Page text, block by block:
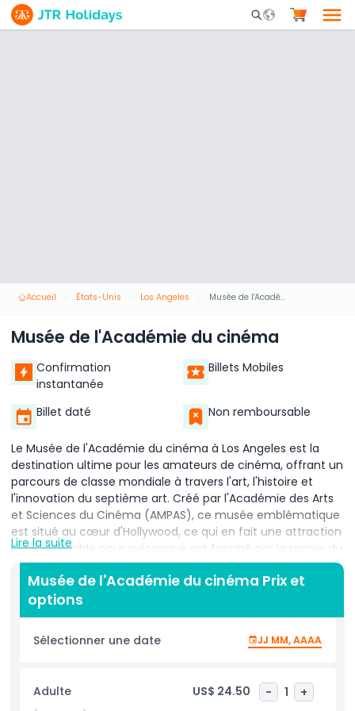
Mobile Search
Accueil États-Unis Los Angeles Musée de l'Académie du cinéma
Musée de l'Académie du cinéma
Confirmation
instantanée
Billets Mobiles
Billet daté Non remboursable
Le Musée de l'Académie du cinéma à Los Angeles est la
destination ultime pour les amateurs de cinéma, offrant un
parcours de classe mondiale à travers l'art, l'histoire et
l'innovation du septième art. Créé par l'Académie des Arts
et Sciences du Cinéma (AMPAS), ce musée emblématique
est situé au cœur d'Hollywood, ce qui en fait une attraction
incontournable pour quiconque est fasciné par la magie du
cinéma. Avec votre billet pour le Musée de l'Académie du
cinéma, vous accédez à des expositions immersives et
interactives qui explorent tous les aspects de la réalisation,
de l'écriture de scénarios et de la réalisation à les effets
visuels et la conception des costumes. Pénétrez à l'intérieur
et découvrez une collection incroyable de trésors
originales, des costumes emblématiques, des caméras
vintage, des storyboards, des affiches de films rares et des
Lire la suite
Musée de l'Académie du cinéma Prix et
options
Sélectionner une date JJ MM, AAAA
Adulte US$ 24.50 - 1 +